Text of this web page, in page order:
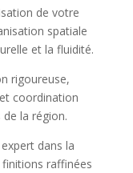
de votre
spatiale
et la fluidité.
rigoureuse,
coordination
la région.
dans la
raffinées